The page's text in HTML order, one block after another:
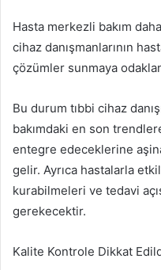
Hasta merkezli bakım
cihaz danışmanlarının
çözümler sunmaya
Bu durum tıbbi cihaz
bakımdaki en son
entegre edeceklerine
gelir. Ayrıca hastalarla
kurabilmeleri ve tedavi
gerekecektir.
Kalite Kontrole Dikkat